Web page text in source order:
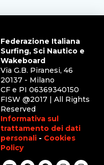
Federazione Italiana
Surfing, Sci Nautico e
Wakeboard
Via G.B. Piranesi, 46
20137 - Milano
CF e PI 06369340150
FISW @2017 | All Rights
Reserved
Informativa sul
trattamento dei dati
personali - Cookies
Policy